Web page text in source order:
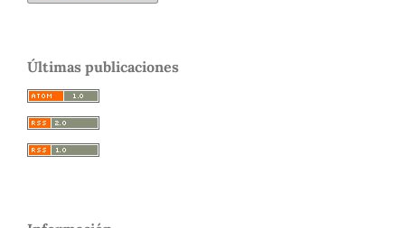
Últimas publicaciones